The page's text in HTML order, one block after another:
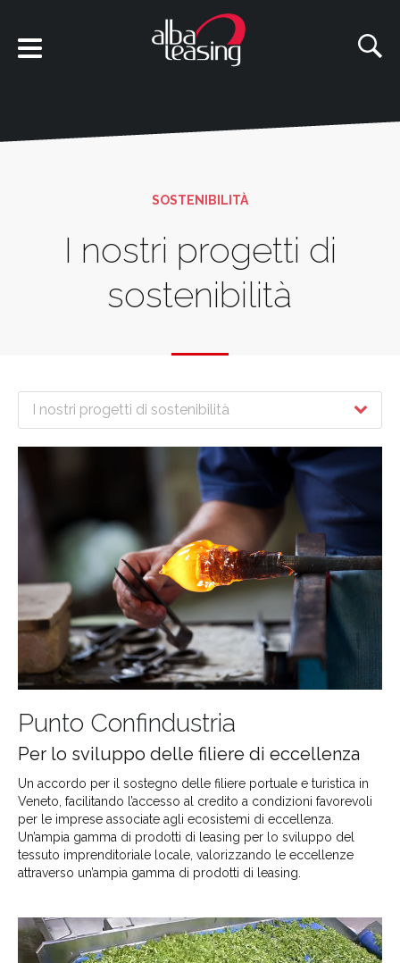
SOSTENIBILITÀ
I nostri progetti di
sostenibilità
I nostri progetti di sostenibilità
Punto Confindustria
Per lo sviluppo delle filiere di eccellenza
Un accordo per il sostegno delle filiere portuale e turistica in
Veneto, facilitando l’accesso al credito a condizioni favorevoli
per le imprese associate agli ecosistemi di eccellenza.
Un’ampia gamma di prodotti di leasing per lo sviluppo del
tessuto imprenditoriale locale, valorizzando le eccellenze
attraverso un’ampia gamma di prodotti di leasing.